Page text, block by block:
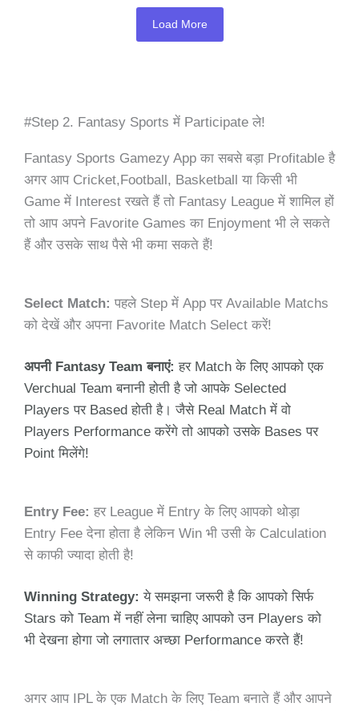
Load More
#Step 2. Fantasy Sports में Participate ले!
Fantasy Sports Gamezy App का सबसे बड़ा Profitable है
अगर आप Cricket,Football, Basketball या किसी भी
Game में Interest रखते हैं तो Fantasy League में शामिल हों
तो आप अपने Favorite Games का Enjoyment भी ले सकते
हैं और उसके साथ पैसे भी कमा सकते हैं!
Select Match: पहले Step में App पर Available Matchs
को देखें और अपना Favorite Match Select करें!
अपनी Fantasy Team बनाएं: हर Match के लिए आपको एक
Verchual Team बनानी होती है जो आपके Selected
Players पर Based होती है। जैसे Real Match में वो
Players Performance करेंगे तो आपको उसके Bases पर
Point मिलेंगे!
Entry Fee: हर League में Entry के लिए आपको थोड़ा
Entry Fee देना होता है लेकिन Win भी उसी के Calculation
से काफी ज्यादा होती है!
Winning Strategy: ये समझना जरूरी है कि आपको सिर्फ
Stars को Team में नहीं लेना चाहिए आपको उन Players को
भी देखना होगा जो लगातार अच्छा Performance करते हैं!
अगर आप IPL के एक Match के लिए Team बनाते हैं और आपने